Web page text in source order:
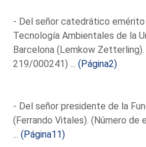
- Del señor catedrático
Tecnología Ambientales de la
Barcelona (Lemkow
219/000241) ...(Página2)
- Del señor presidente de la
(Ferrando Vitales). (Número
...(Página11)